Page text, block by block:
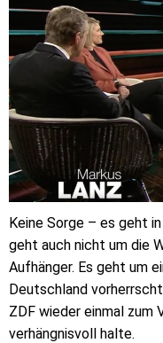
Keine Sorge – es geht
geht auch nicht um die
Aufhänger. Es geht um
Deutschland
ZDF wieder einmal zum
verhängnisvoll halte.